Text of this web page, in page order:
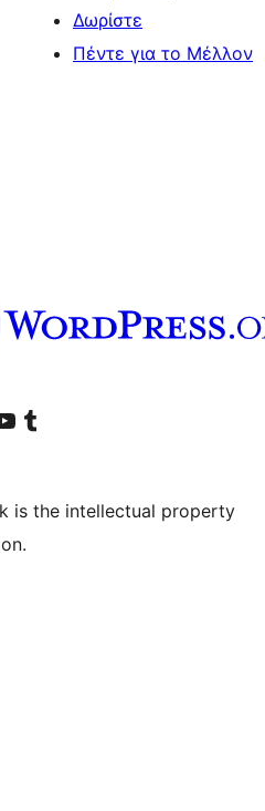
Δωρίστε
Πέντε για το Μέλλον
Instagram
μας LinkedInaccount
our YouTube channel
Visit our Tumblr account
is the intellectual property